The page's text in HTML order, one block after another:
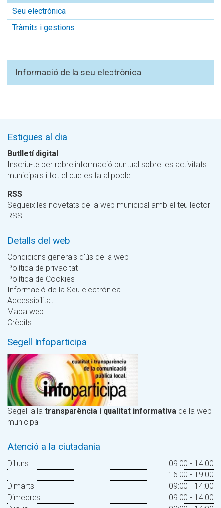
Seu electrònica
Tràmits i gestions
Informació de la seu electrònica
Estigues al dia
Butlletí digital
Inscriu-te per rebre informació puntual sobre les activitats
municipals i tot el que es fa al poble
RSS
Segueix les novetats de la web municipal amb el teu lector
RSS
Detalls del web
Condicions generals d'ús de la web
Política de privacitat
Política de Cookies
Informació de la Seu electrònica
Accessibilitat
Mapa web
Crèdits
Segell Infoparticipa
Segell a la transparència i qualitat informativa de la web
municipal
Atenció a la ciutadania
Dilluns
09:00 - 14:00
16:00 - 19:00
Dimarts
09:00 - 14:00
Dimecres
09:00 - 14:00